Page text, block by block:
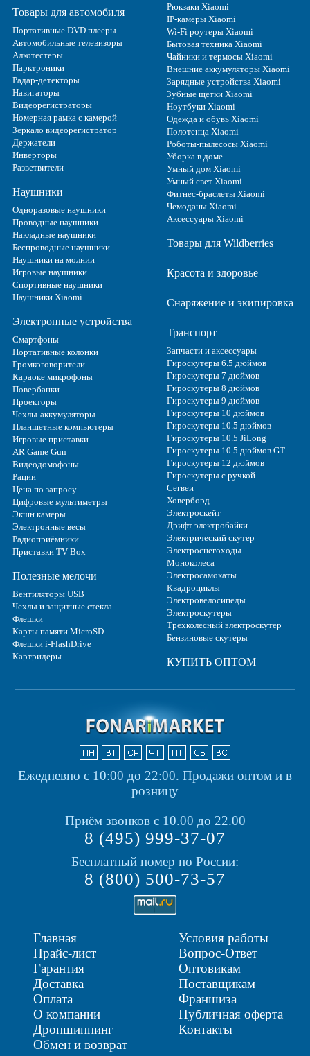
Товары для автомобиля
Портативные DVD плееры
Автомобильные телевизоры
Алкотестеры
Парктроники
Радар-детекторы
Навигаторы
Видеорегистраторы
Номерная рамка с камерой
Зеркало видеорегистратор
Держатели
Инверторы
Разветвители
Наушники
Одноразовые наушники
Проводные наушники
Накладные наушники
Беспроводные наушники
Наушники на молнии
Игровые наушники
Спортивные наушники
Наушники Xiaomi
Электронные устройства
Смартфоны
Портативные колонки
Громкоговорители
Караоке микрофоны
Повербанки
Проекторы
Чехлы-аккумуляторы
Планшетные компьютеры
Игровые приставки
AR Game Gun
Видеодомофоны
Рации
Цена по запросу
Цифровые мультиметры
Экшн камеры
Электронные весы
Радиоприёмники
Приставки TV Box
Полезные мелочи
Вентиляторы USB
Чехлы и защитные стекла
Флешки
Карты памяти MicroSD
Флешки i-FlashDrive
Картридеры
Рюкзаки Xiaomi
IP-камеры Xiaomi
Wi-Fi роутеры Xiaomi
Бытовая техника Xiaomi
Чайники и термосы Xiaomi
Внешние аккумуляторы Xiaomi
Зарядные устройства Xiaomi
Зубные щетки Xiaomi
Ноутбуки Xiaomi
Одежда и обувь Xiaomi
Полотенца Xiaomi
Роботы-пылесосы Xiaomi
Уборка в доме
Умный дом Xiaomi
Умный свет Xiaomi
Фитнес-браслеты Xiaomi
Чемоданы Xiaomi
Аксессуары Xiaomi
Товары для Wildberries
Красота и здоровье
Снаряжение и экипировка
Транспорт
Запчасти и аксессуары
Гироскутеры 6.5 дюймов
Гироскутеры 7 дюймов
Гироскутеры 8 дюймов
Гироскутеры 9 дюймов
Гироскутеры 10 дюймов
Гироскутеры 10.5 дюймов
Гироскутеры 10.5 JiLong
Гироскутеры 10.5 дюймов GT
Гироскутеры 12 дюймов
Гироскутеры с ручкой
Сегвеи
Ховерборд
Электроскейт
Дрифт электробайки
Электрический скутер
Электроснегоходы
Моноколеса
Электросамокаты
Квадроциклы
Электровелосипеды
Электроскутеры
Трехколесный электроскутер
Бензиновые скутеры
КУПИТЬ ОПТОМ
Ежедневно с 10:00 до 22:00. Продажи оптом и в
розницу
Приём звонков с 10.00 до 22.00
8 (495) 999-37-07
Бесплатный номер по России:
8 (800) 500-73-57
Главная
Прайс-лист
Гарантия
Доставка
Оплата
О компании
Дропшиппинг
Обмен и возврат
Условия работы
Вопрос-Ответ
Оптовикам
Поставщикам
Франшиза
Публичная оферта
Контакты